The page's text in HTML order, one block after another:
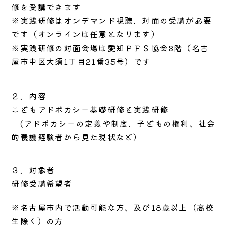
修を受講できます
※実践研修はオンデマンド視聴、対面の受講が必要
です（オンラインは任意となります）
※実践研修の対面会場は愛知ＰＦＳ協会3階（名古
屋市中区大須1丁目21番35号）です
２．内容
こどもアドボカシー基礎研修と実践研修
(アドボカシーの定義や制度、子どもの権利、社会
的養護経験者から見た現状など）
３．対象者
研修受講希望者
※名古屋市内で活動可能な方、及び18歳以上（高校
生除く）の方